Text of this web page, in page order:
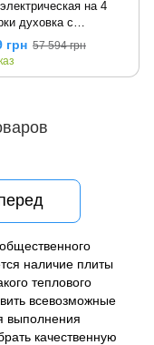
на 4
духовка с
ПЕД-4-К
грн 57 594 грн
наличие плиты
теплового
всевозможные
выполнения
качественную